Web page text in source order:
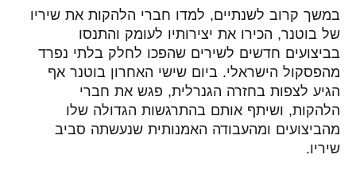
במשך קרוב לשנתיים, למדו חברי הלהקות את שיריו
של בוטנר, הכירו את יצירותיו לעומק והתנסו
בביצועים חדשים לשירים שהפכו לחלק בלתי נפרד
מהפסקול הישראלי. ביום שישי האחרון בוטנר אף
הגיע לצפות בחזרה הגנרלית, פגש את חברי
הלהקות, ושיתף אותם בהתרגשות הגדולה שלו
מהביצועים ומהעבודה האמנותית שנעשתה סביב
שיריו.